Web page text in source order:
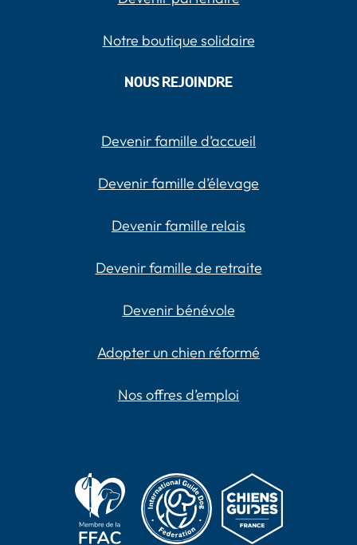
Notre boutique solidaire
NOUS REJOINDRE
Devenir famille d’accueil
Devenir famille d’élevage
Devenir famille relais
Devenir famille de retraite
Devenir bénévole
Adopter un chien réformé
Nos offres d’emploi